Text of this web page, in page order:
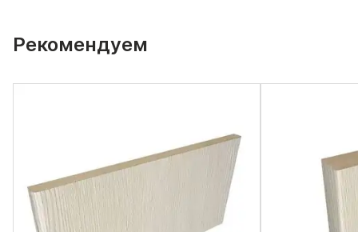
Рекомендуем